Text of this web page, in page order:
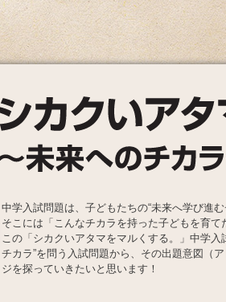
中学入試問題は、子どもたちの“未来へ学び進む
そこには「こんなチカラを持った子どもを育て
この「シカクいアタマをマルくする。」中学
チカラ”を問う入試問題から、その出題意図（
ジを探っていきたいと思います！